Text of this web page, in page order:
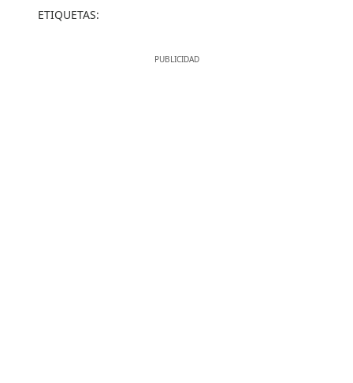
ETIQUETAS: